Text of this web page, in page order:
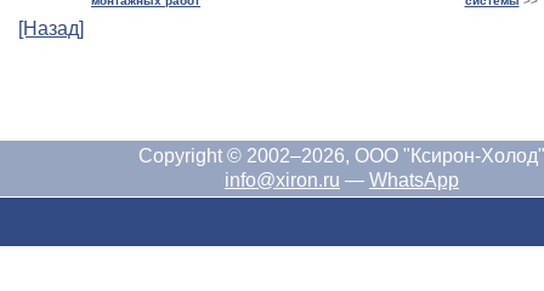
[Назад]
Copyright © 2002–2026, ООО "Ксирон-Холод"
info@xiron.ru — WhatsApp